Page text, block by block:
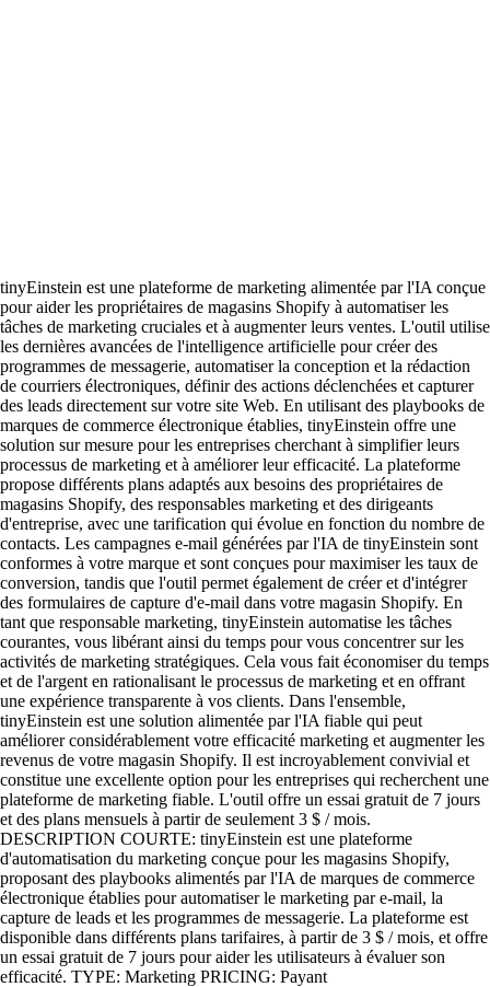
tinyEinstein est une plateforme de marketing alimentée par l'IA conçue
pour aider les propriétaires de magasins Shopify à automatiser les
tâches de marketing cruciales et à augmenter leurs ventes. L'outil utilise
les dernières avancées de l'intelligence artificielle pour créer des
programmes de messagerie, automatiser la conception et la rédaction
de courriers électroniques, définir des actions déclenchées et capturer
des leads directement sur votre site Web. En utilisant des playbooks de
marques de commerce électronique établies, tinyEinstein offre une
solution sur mesure pour les entreprises cherchant à simplifier leurs
processus de marketing et à améliorer leur efficacité. La plateforme
propose différents plans adaptés aux besoins des propriétaires de
magasins Shopify, des responsables marketing et des dirigeants
d'entreprise, avec une tarification qui évolue en fonction du nombre de
contacts. Les campagnes e-mail générées par l'IA de tinyEinstein sont
conformes à votre marque et sont conçues pour maximiser les taux de
conversion, tandis que l'outil permet également de créer et d'intégrer
des formulaires de capture d'e-mail dans votre magasin Shopify. En
tant que responsable marketing, tinyEinstein automatise les tâches
courantes, vous libérant ainsi du temps pour vous concentrer sur les
activités de marketing stratégiques. Cela vous fait économiser du temps
et de l'argent en rationalisant le processus de marketing et en offrant
une expérience transparente à vos clients. Dans l'ensemble,
tinyEinstein est une solution alimentée par l'IA fiable qui peut
améliorer considérablement votre efficacité marketing et augmenter les
revenus de votre magasin Shopify. Il est incroyablement convivial et
constitue une excellente option pour les entreprises qui recherchent une
plateforme de marketing fiable. L'outil offre un essai gratuit de 7 jours
et des plans mensuels à partir de seulement 3 $ / mois.
DESCRIPTION COURTE: tinyEinstein est une plateforme
d'automatisation du marketing conçue pour les magasins Shopify,
proposant des playbooks alimentés par l'IA de marques de commerce
électronique établies pour automatiser le marketing par e-mail, la
capture de leads et les programmes de messagerie. La plateforme est
disponible dans différents plans tarifaires, à partir de 3 $ / mois, et offre
un essai gratuit de 7 jours pour aider les utilisateurs à évaluer son
efficacité. TYPE: Marketing PRICING: Payant